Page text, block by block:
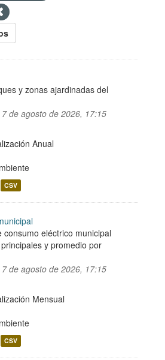
y zonas ajardinadas del
7 de agosto de 2026, 17:15
Anual
CSV
consumo eléctrico municipal
y promedio por
7 de agosto de 2026, 17:15
Mensual
CSV